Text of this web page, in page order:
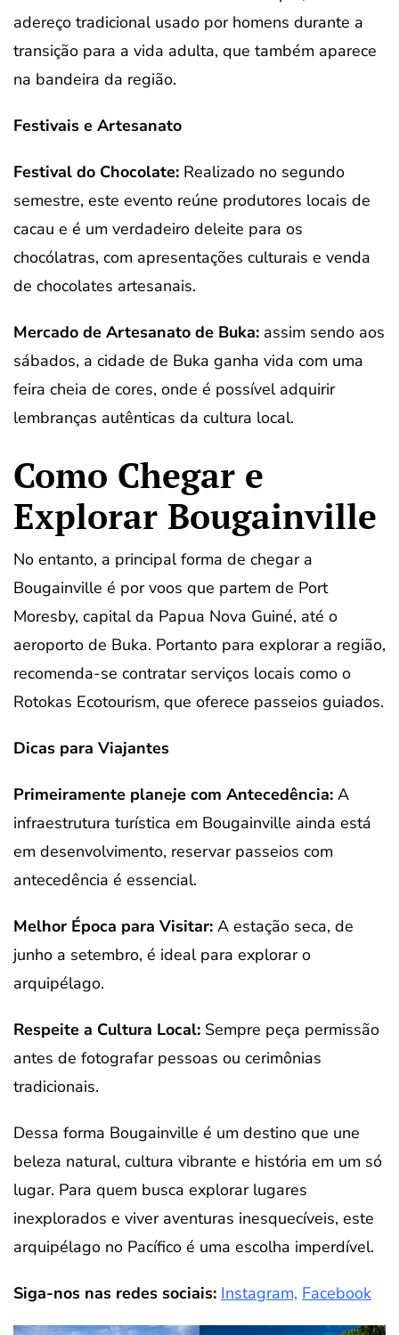
adereço tradicional usado por homens durante a
transição para a vida adulta, que também aparece
na bandeira da região.
Festivais e Artesanato
Festival do Chocolate: Realizado no segundo
semestre, este evento reúne produtores locais de
cacau e é um verdadeiro deleite para os
chocólatras, com apresentações culturais e venda
de chocolates artesanais.
Mercado de Artesanato de Buka: assim sendo aos
sábados, a cidade de Buka ganha vida com uma
feira cheia de cores, onde é possível adquirir
lembranças autênticas da cultura local.
Como Chegar e
Explorar Bougainville
No entanto, a principal forma de chegar a
Bougainville é por voos que partem de Port
Moresby, capital da Papua Nova Guiné, até o
aeroporto de Buka. Portanto para explorar a região,
recomenda-se contratar serviços locais como o
Rotokas Ecotourism, que oferece passeios guiados.
Dicas para Viajantes
Primeiramente planeje com Antecedência: A
infraestrutura turística em Bougainville ainda está
em desenvolvimento, reservar passeios com
antecedência é essencial.
Melhor Época para Visitar: A estação seca, de
junho a setembro, é ideal para explorar o
arquipélago.
Respeite a Cultura Local: Sempre peça permissão
antes de fotografar pessoas ou cerimônias
tradicionais.
Dessa forma Bougainville é um destino que une
beleza natural, cultura vibrante e história em um só
lugar. Para quem busca explorar lugares
inexplorados e viver aventuras inesquecíveis, este
arquipélago no Pacífico é uma escolha imperdível.
Siga-nos nas redes sociais: Instagram, Facebook